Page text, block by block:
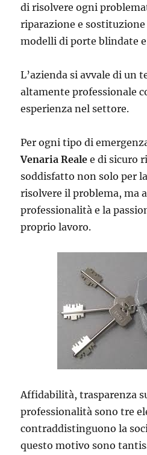
di risolvere ogni
riparazione e
modelli di porte blindate
L’azienda si avvale di un
altamente professionale
esperienza nel settore.
Per ogni tipo di
Venaria Reale e di sicuro
soddisfatto non solo per
risolvere il problema, ma
professionalità e la
proprio lavoro.
Affidabilità, trasparenza
professionalità sono tre
contraddistinguono la
questo motivo sono